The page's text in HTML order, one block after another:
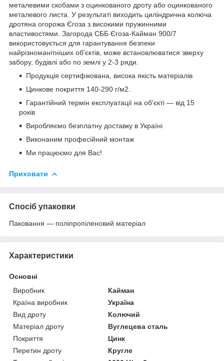
металевими скобами з оцинкованого дроту або оцинкованого
металевого листа. У результаті виходить циліндрична колюча
дротяна огорожа Єгоза з високими пружинними
властивостями. Загорода СББ Єгоза-Кайман 900/7
використовується для гарантування безпеки
найрізноманітніших об'єктів, може встановлюватися зверху
забору, будівлі або по землі у 2-3 ряди.
Продукція сертифікована, висока якість матеріалів
Цинкове покриття 140-290 г/м2.
Гарантійний термін експлуатації на об'єкті — від 15
років
Виробляємо безплатну доставку в Україні
Виконаним професійний монтаж
Ми працюємо для Вас!
Приховати
Спосіб упаковки
Паковання — поліпропіленовий матеріал
Характеристики
Основні
Виробник
Кайман
Країна виробник
Україна
Вид дроту
Колючий
Матеріал дроту
Вуглецева сталь
Покриття
Цинк
Перетин дроту
Кругле